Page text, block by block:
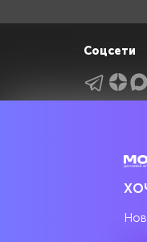
Соцсети
Интервью